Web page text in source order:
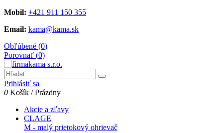
Mobil: +421 911 150 355
Email: kama@kama.sk
Obľúbené (0)
Porovnať (0)
Prihlásiť sa
0 Košík /Prázdny
Akcie a zľavy
CLAGE
M - malý prietokový ohrievač